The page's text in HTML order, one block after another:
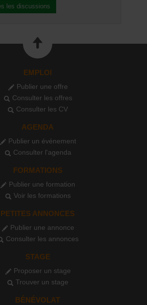
les discussions
EMPLOI
Publier une offre
Consulter les offres
Consulter les CV
AGENDA
Publier un événement
Consulter l'agenda
FORMATIONS
Publier une formation
Voir les formations
PETITES ANNONCES
Publier une annonce
Consulter les annonces
STAGE
Proposer un stage
Trouver un stage
BÉNÉVOLAT